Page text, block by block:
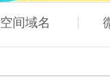
空间域名